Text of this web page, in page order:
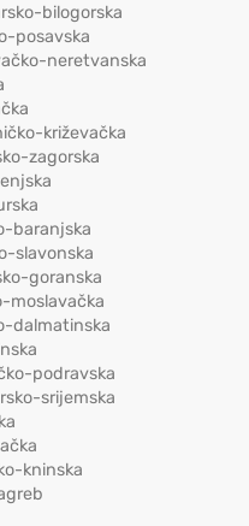
bilogorska
posavska
neretvanska
križevačka
zagorska
baranjska
slavonska
goranska
moslavačka
dalmatinska
podravska
srijemska
kninska